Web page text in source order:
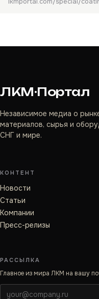
ЛКМ·Портал
Независимое медиа о
материалов, сырья и
СНГ и мире.
КОНТЕНТ
Новости
Статьи
Компании
Пресс-релизы
РАССЫЛКА
Главное из мира ЛКМ на вашу